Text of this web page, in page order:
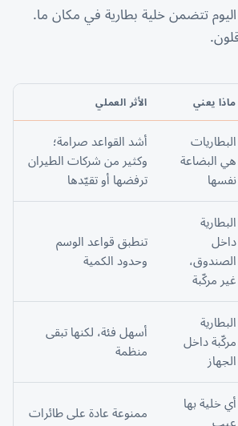
تتضمن خلية بطارية في مكان ما.
ماذا يعني الأثر العملي
البطاريات
هي البضاعة
نفسها
أشد القواعد صرامة؛
وكثير من شركات الطيران
ترفضها أو تقيّدها
البطارية
داخل
الصندوق،
غير مركّبة
تنطبق قواعد الوسم
وحدود الكمية
البطارية
مركّبة داخل
الجهاز
أسهل فئة، لكنها تبقى
منظمة
أي خلية بها
عيب
ممنوعة عادة على طائرات